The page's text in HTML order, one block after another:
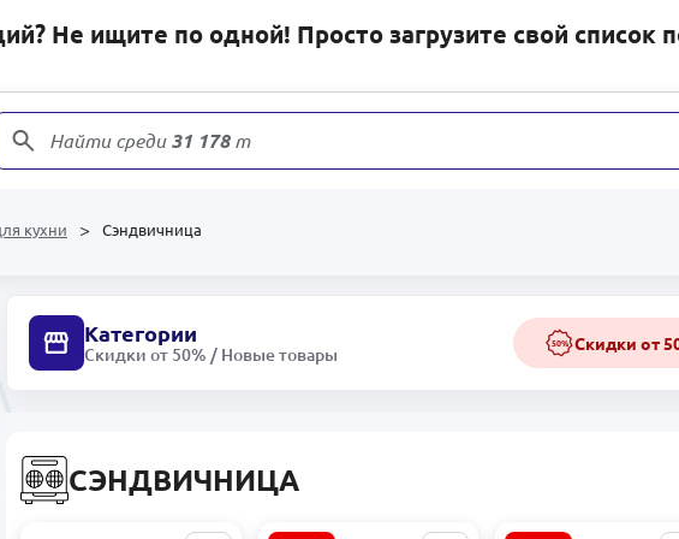
Не ищите по одной! Просто загрузите свой список
Найти среди31 178товаров
кухни Сэндвичница
Категории
Скидки от 50% / Новые товары
50% Скидки от
СЭНДВИЧНИЦА